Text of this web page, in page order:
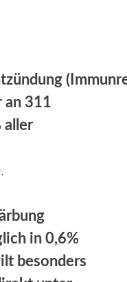
an 311
aller
.
in 0,6%
besonders